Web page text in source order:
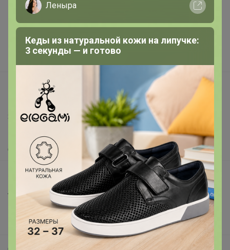
Подарочные сертификаты
Реклама на сайте
Поставщикам
support@24-ok.ru
Написать в поддержку
Защита покупателя
О нас
Все предложения
Анонсы
Поддержка альпак
Леныра
Кеды из натуральной кожи на липучке:
3 секунды — и готово